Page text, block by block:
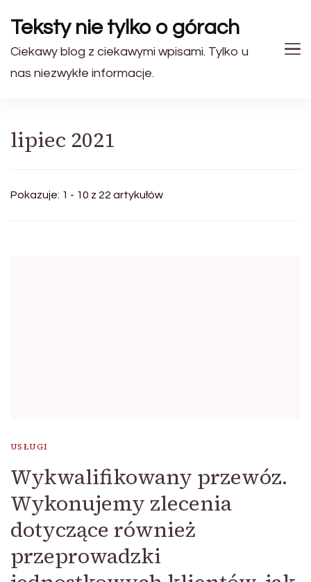
Teksty nie tylko o górach
Ciekawy blog z ciekawymi wpisami. Tylko u
nas niezwykłe informacje.
lipiec 2021
Pokazuje: 1 - 10 z 22 artykułów
USŁUGI
Wykwalifikowany przewóz.
Wykonujemy zlecenia
dotyczące również
przeprowadzki